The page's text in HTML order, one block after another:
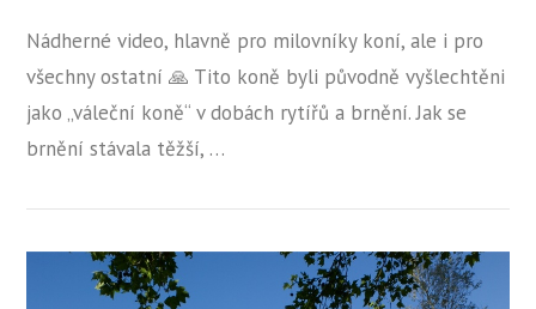
ZOBRAZIT PŘÍSPĚVEK
Nádherné video, hlavně pro milovníky koní, ale i pro
všechny ostatní 🙏 Tito koně byli původně vyšlechtěni
jako „váleční koně“ v dobách rytířů a brnění. Jak se
brnění stávala těžší, …